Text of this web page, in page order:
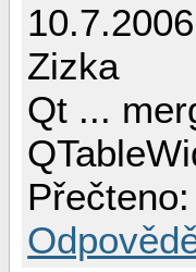
Zizka
Qt ...